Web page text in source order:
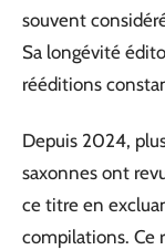
souvent
Sa longévité
rééditions
Depuis 2024,
saxonnes ont
ce titre en
compilations. Ce